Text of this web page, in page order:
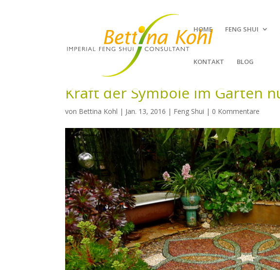
HOME FENG SHUI
KONTAKT BLOG
Kraft der Symbole im Garten
von Bettina Kohl | Jan. 13, 2016 | Feng Shui | 0 Kommentare